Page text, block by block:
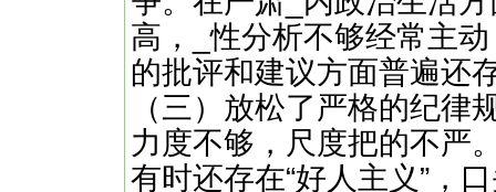
高，_性分析不够经常主
的批评和建议方面普遍还
（三）放松了严格的纪律
力度不够，尺度把的不严
有时还存在“好人主义”，